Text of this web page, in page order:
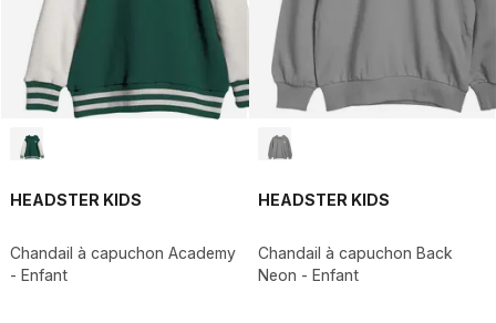
HEADSTER KIDS
Chandail à capuchon Academy
- Enfant
HEADSTER KIDS
Chandail à capuchon Back
Neon - Enfant